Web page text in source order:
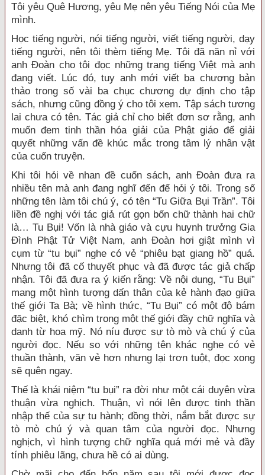
Tôi yêu Quê Hương, yêu Mẹ nên yêu Tiếng Nói của Mẹ
mình.
Học tiếng người, nói tiếng người, viết tiếng người, dạy
tiếng người, nên tôi thèm tiếng Mẹ. Tôi đã năn nỉ với
anh Đoàn cho tôi đọc những trang tiếng Việt mà anh
đang viết. Lúc đó, tuy anh mới viết ba chương bản
thảo trong số vài ba chục chương dự định cho tập
sách, nhưng cũng đồng ý cho tôi xem. Tập sách tương
lai chưa có tên. Tác giả chỉ cho biết đơn sơ rằng, anh
muốn đem tinh thần hóa giải của Phật giáo để giải
quyết những vấn đề khúc mắc trong tâm lý nhân vật
của cuốn truyện.
Khi tôi hỏi về nhan đề cuốn sách, anh Đoàn đưa ra
nhiều tên mà anh đang nghĩ đến để hỏi ý tôi. Trong số
những tên làm tôi chú ý, có tên “Tu Giữa Bụi Trần”. Tôi
liền đề nghị với tác giả rút gọn bốn chữ thành hai chữ
là… Tu Bụi! Vốn là nhà giáo và cựu huynh trưởng Gia
Đình Phật Tử Việt Nam, anh Đoàn hơi giật mình vì
cụm từ “tu bụi” nghe có vẻ “phiêu bạt giang hồ” quá.
Nhưng tôi đã cố thuyết phục và đã được tác giả chấp
nhận. Tôi đã đưa ra ý kiến rằng: Về nội dung, “Tu Bụi”
mang một hình tượng dấn thân của kẻ hành đạo giữa
thế giới Ta Bà; về hình thức, “Tu Bụi” có một độ bám
đặc biệt, khó chìm trong một thế giới đầy chữ nghĩa và
danh từ hoa mỹ. Nó níu được sự tò mò và chú ý của
người đọc. Nếu so với những tên khác nghe có vẻ
thuần thành, văn vẻ hơn nhưng lại trơn tuột, đọc xong
sẽ quên ngay.
Thế là khái niệm “tu bụi” ra đời như một cái duyên vừa
thuận vừa nghịch. Thuận, vì nói lên được tinh thần
nhập thế của sự tu hành; đồng thời, nắm bắt được sự
tò mò chú ý và quan tâm của người đọc. Nhưng
nghịch, vì hình tượng chữ nghĩa quá mới mẻ và đầy
tính phiêu lãng, chưa hề có ai dùng.